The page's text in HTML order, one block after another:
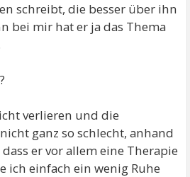
schreibt, die besser über ihn
bei mir hat er ja das Thema
verlieren und die
ganz so schlecht, anhand
er vor allem eine Therapie
ich einfach ein wenig Ruhe